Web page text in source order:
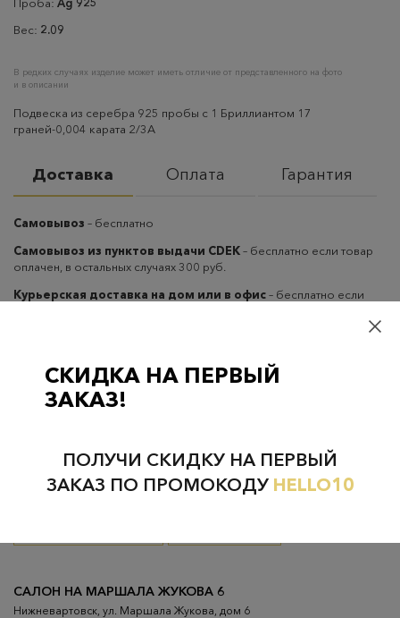
Вес: 2.09
В редких случаях изделие может иметь отличие от представленного на фото
и в описании
Подвеска из серебра 925 пробы с 1 Бриллиантом 17
граней-0,004 карата 2/3А
Доставка Оплата Гарантия
Самовывоз – бесплатно
Самовывоз из пунктов выдачи CDEK– бесплатно если товар
оплачен, в остальных случаях 300 руб.
Курьерская доставка на дом или в офис– бесплатно если
ВСЕ ГОРОДА НИЖНЕВАРТОВСК
САЛОН НА МАРШАЛА ЖУКОВА 6
Нижневартовск, ул. Маршала Жукова, дом 6
СКИДКА НА ПЕРВЫЙ
ЗАКАЗ!
ПОЛУЧИ СКИДКУ НА ПЕРВЫЙ
ЗАКАЗ ПО ПРОМОКОДУ HELLO10